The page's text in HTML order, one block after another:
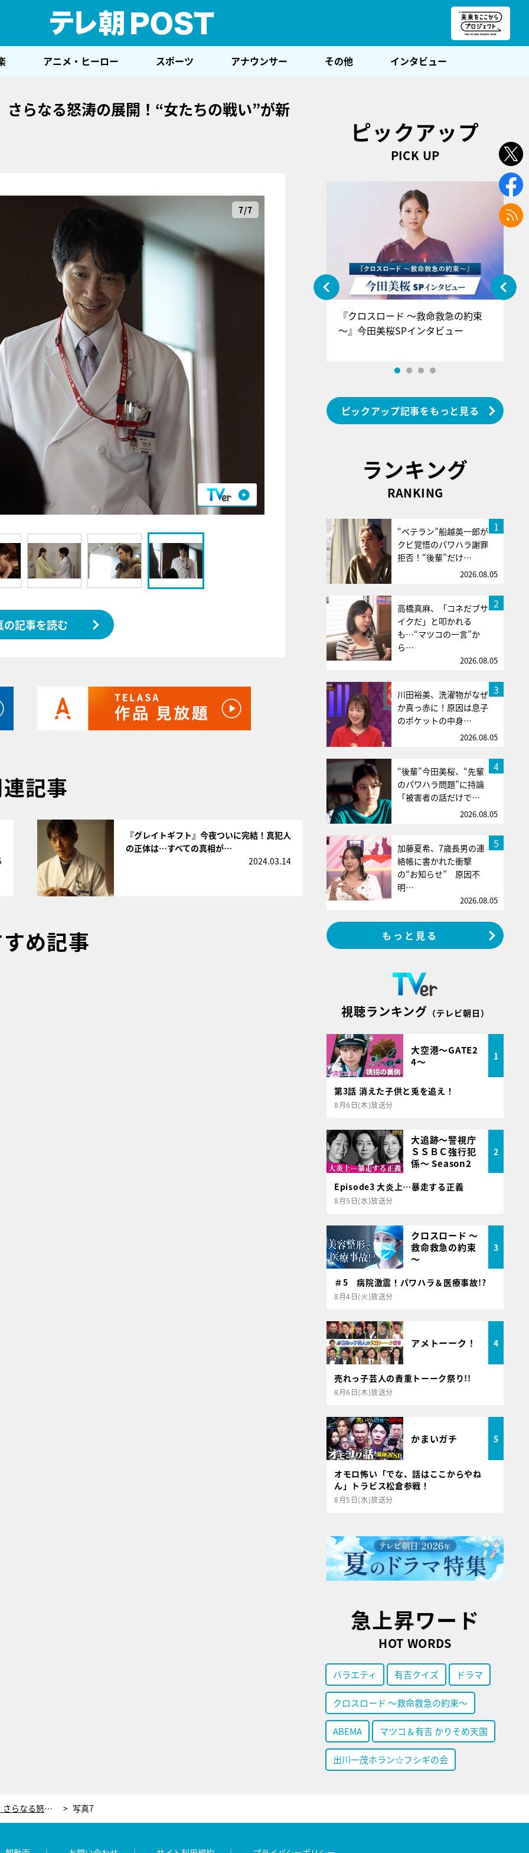
アニメ・ヒーロー スポーツ アナウンサー その他 インタビュー
らなる怒涛の展開！“女たちの戦い”が新
7/7
の記事を読む
記事
『グレイトギフト』今夜ついに完結！真犯人
の正体は…すべての真相が…
2024.03.14
め記事
ピックアップ
PICK UP
ビュー
『クロスロード ～救命救急の約束
～』今田美桜SPインタビュー
ピックアップ記事をもっと見る
ランキング
RANKING
1
“ベテラン”船越英一郎が
クビ覚悟のパワハラ謝罪
拒否！“後輩”だけ…
2026.08.05
2
高橋真麻、「コネだブサ
イクだ」と叩かれる
も…“マツコの一言”か
ら…
2026.08.05
3
川田裕美、洗濯物がなぜ
か真っ赤に！原因は息子
のポケットの中身…
2026.08.05
4
“後輩”今田美桜、“先輩
のパワハラ問題”に持論
「被害者の話だけで…
2026.08.05
5
加藤夏希、7歳長男の連
絡帳に書かれた衝撃
の“お知らせ” 原因不
明…
2026.08.05
もっと見る
視聴ランキング （テレビ朝日）
大空港～GATE2
4～
1
第3話 消えた子供と兎を追え！
8月6日(木)放送分
大追跡～警視庁
ＳＳＢＣ強行犯
係～ Season2
2
Episode3 大炎上…暴走する正義
8月5日(水)放送分
クロスロード ～
救命救急の約束
～
3
＃5 病院激震！パワハラ＆医療事故!?
8月4日(火)放送分
アメトーーク！ 4
売れっ子芸人の貴重トーーク祭り!!
8月6日(木)放送分
かまいガチ 5
オモロ怖い「でな、話はここからやね
ん」トラビス松倉参戦！
8月5日(水)放送分
急上昇ワード
HOT WORDS
バラエティ 有吉クイズ ドラマ
クロスロード ～救命救急の約束～
ABEMA マツコ＆有吉 かりそめ天国
出川一茂ホラン☆フシギの会
反町隆史主演『グレイトギフト』さらなる怒涛の展開！“女たちの戦い”が新たな殺人を招く 写真7